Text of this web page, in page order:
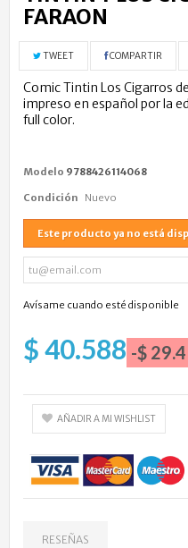
FARAON
TWEET COMPARTIR
Comic Tintin Los Cigarros
impreso en español por la
full color.
Modelo 9788426114068
Condición Nuevo
Este producto ya no está
Avísame cuando esté disponible
$ 40.588 -$
AÑADIR A MI WISHLIST
RESEÑAS